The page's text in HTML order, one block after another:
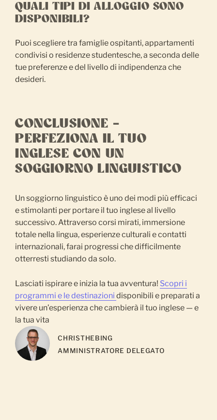
QUALI TIPI DI ALLOGGIO SONO
DISPONIBILI?
Puoi scegliere tra famiglie ospitanti, appartamenti
condivisi o residenze studentesche, a seconda delle
tue preferenze e del livello di indipendenza che
desideri.
CONCLUSIONE –
PERFEZIONA IL TUO
INGLESE CON UN
SOGGIORNO LINGUISTICO
Un soggiorno linguistico è uno dei modi più efficaci
e stimolanti per portare il tuo inglese al livello
successivo. Attraverso corsi mirati, immersione
totale nella lingua, esperienze culturali e contatti
internazionali, farai progressi che difficilmente
otterresti studiando da solo.
Lasciati ispirare e inizia la tua avventura! Scopri i
programmi e le destinazionidisponibili e preparati a
vivere un’esperienza che cambierà il tuo inglese — e
la tua vita
CHRISTHEBING
AMMINISTRATORE DELEGATO